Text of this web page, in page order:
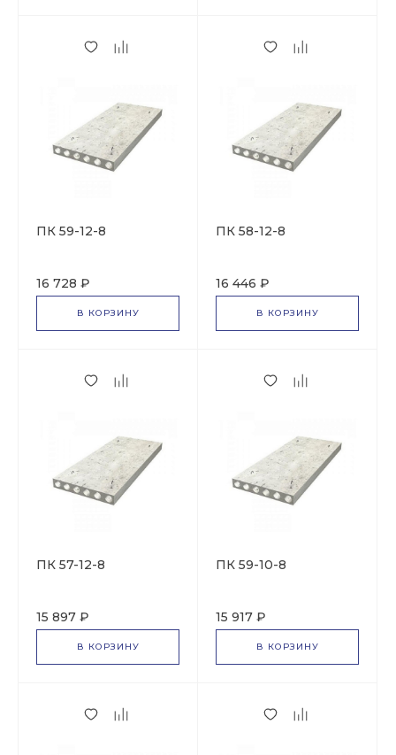
ПК 59-12-8
16 728 ₽
В КОРЗИНУ
ПК 58-12-8
16 446 ₽
В КОРЗИНУ
ПК 57-12-8
15 897 ₽
В КОРЗИНУ
ПК 59-10-8
15 917 ₽
В КОРЗИНУ